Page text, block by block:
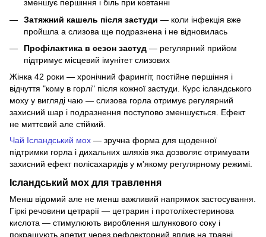
зменшує першіння і біль при ковтанні
Затяжний кашель після застуди — коли інфекція вже
пройшла а слизова ще подразнена і не відновилась
Профілактика в сезон застуд — регулярний прийом
підтримує місцевий імунітет слизових
Жінка 42 роки — хронічний фарингіт, постійне першіння і
відчуття "кому в горлі" після кожної застуди. Курс ісландського
моху у вигляді чаю — слизова горла отримує регулярний
захисний шар і подразнення поступово зменшується. Ефект
не миттєвий але стійкий.
Чай Ісландський мох — зручна форма для щоденної
підтримки горла і дихальних шляхів яка дозволяє отримувати
захисний ефект полісахаридів у м'якому регулярному режимі.
Ісландський мох для травлення
Менш відомий але не менш важливий напрямок застосування.
Гіркі речовини цетрарії — цетрарин і протоліхестеринова
кислота — стимулюють вироблення шлункового соку і
покращують апетит через рефлекторний вплив на травні